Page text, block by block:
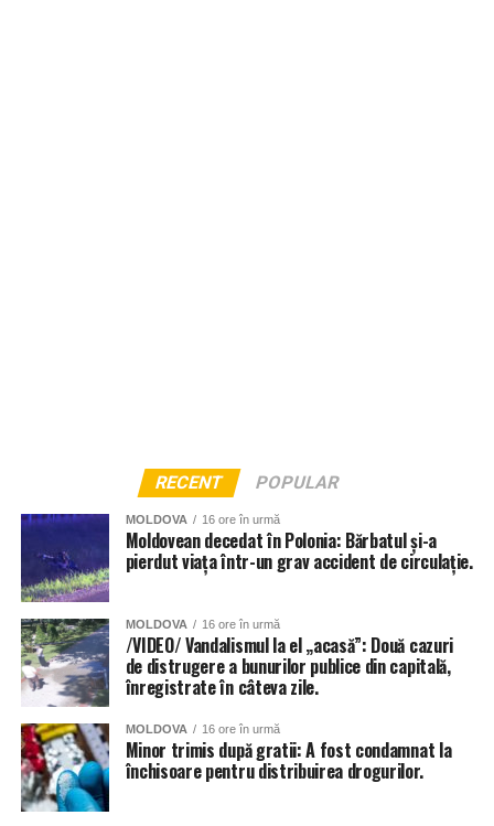
RECENT POPULAR
MOLDOVA 16 ore în urmă
Moldovean decedat în Polonia: Bărbatul și-a
pierdut viața într-un grav accident de circulație.
MOLDOVA 16 ore în urmă
/VIDEO/ Vandalismul la el „acasă”: Două cazuri
de distrugere a bunurilor publice din capitală,
înregistrate în câteva zile.
MOLDOVA 16 ore în urmă
Minor trimis după gratii: A fost condamnat la
închisoare pentru distribuirea drogurilor.